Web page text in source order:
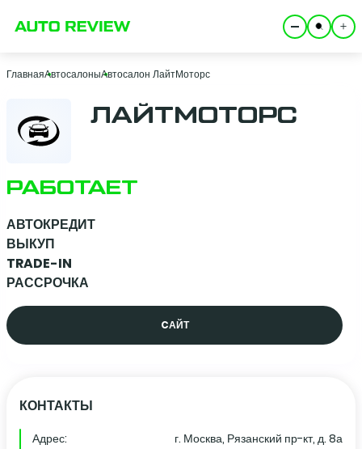
ГлавнаяАвтосалоныАвтосалон ЛайтМоторс
ЛАЙТМОТОРС
РАБОТАЕТ
АВТОКРЕДИТ
ВЫКУП
TRADE-IN
РАССРОЧКА
CАЙТ
КОНТАКТЫ
Адрес:
г. Москва, Рязанский пр-кт, д. 8а